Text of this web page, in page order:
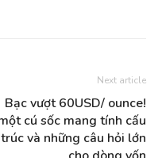
Next article
Bạc vượt 60USD/ ounce!
cú sốc mang tính cấu
trúc và những câu hỏi lớn